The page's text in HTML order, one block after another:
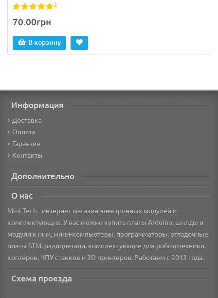
5
70.00грн
В корзину
Информация
Доставка
Оплата
Гарантия
Контакты
Дополнительно
О нас
Mini-Tech - интернет магазин электронных модулей и
комплектующих. У нас можно купить платы Arduino, шилды и
модули к ним, мини-компьютеры, программаторы, отладочные
платы STM, радиодетали, комплектующие для робототехники,
коптеров, ЧПУ станков и 3D принтеров. Работаем с 2013 года.
Схема проезда